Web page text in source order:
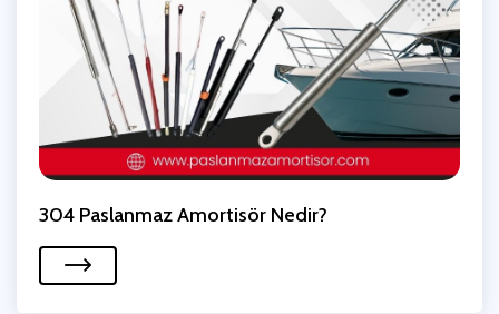
304 Paslanmaz Amortisör Nedir?